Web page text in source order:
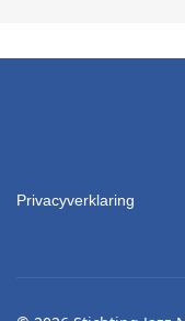
Privacyverklaring